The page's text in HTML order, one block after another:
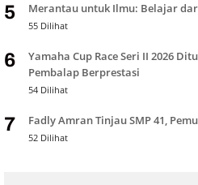
5 Merantau untuk Ilmu: Belajar
55 Dilihat
6
Yamaha Cup Race Seri II 2026
Pembalap Berprestasi
54 Dilihat
7 Fadly Amran Tinjau SMP 41,
52 Dilihat